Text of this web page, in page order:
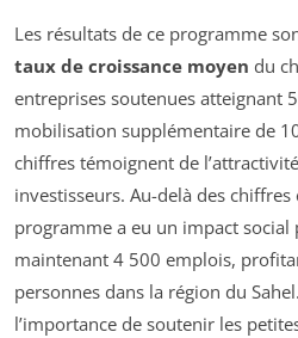
Les résultats de ce programme
taux de croissance moyen du
entreprises soutenues atteignant
mobilisation supplémentaire de
chiffres témoignent de
investisseurs. Au-delà des
programme a eu un impact
maintenant 4 500 emplois,
personnes dans la région du
l’importance de soutenir les